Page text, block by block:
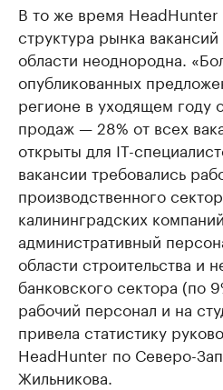
В то же время HeadHunter
структура рынка
области неоднородна.
опубликованных
регионе в уходящем году
продаж — 28% от всех
открыты для IT-
вакансии требовались
производственного
калининградских
административный
области строительства и
банковского сектора (по
рабочий персонал и на
привела статистику
HeadHunter по Северо-
Жильникова.